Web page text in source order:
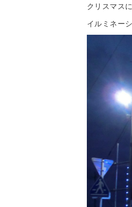
クリスマス
イルミネー